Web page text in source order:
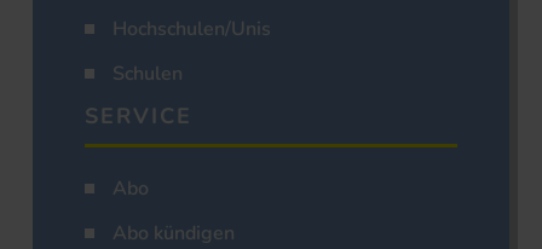
Hochschulen/Unis
Schulen
SERVICE
Abo
Abo kündigen